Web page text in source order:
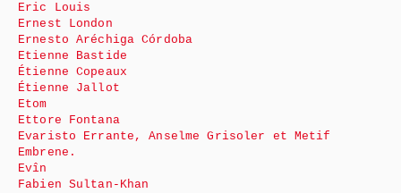
Eric Louis
Ernest London
Ernesto Aréchiga Córdoba
Etienne Bastide
Étienne Copeaux
Étienne Jallot
Etom
Ettore Fontana
Evaristo Errante, Anselme Grisoler et Metif
Embrene.
Evîn
Fabien Sultan-Khan